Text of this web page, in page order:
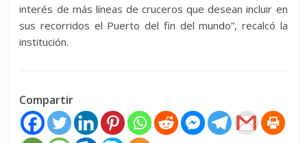
interés de más líneas de cruceros que desean incluir en
sus recorridos el Puerto del fin del mundo”, recalcó la
institución.
Compartir